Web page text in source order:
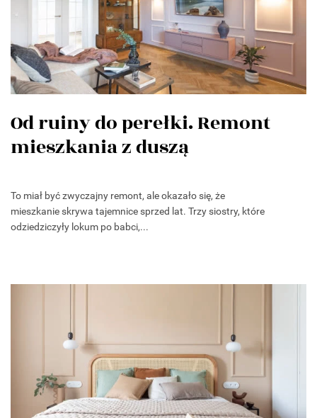
Od ruiny do perełki. Remont
mieszkania z duszą
To miał być zwyczajny remont, ale okazało się, że
mieszkanie skrywa tajemnice sprzed lat. Trzy siostry, które
odziedziczyły lokum po babci,...